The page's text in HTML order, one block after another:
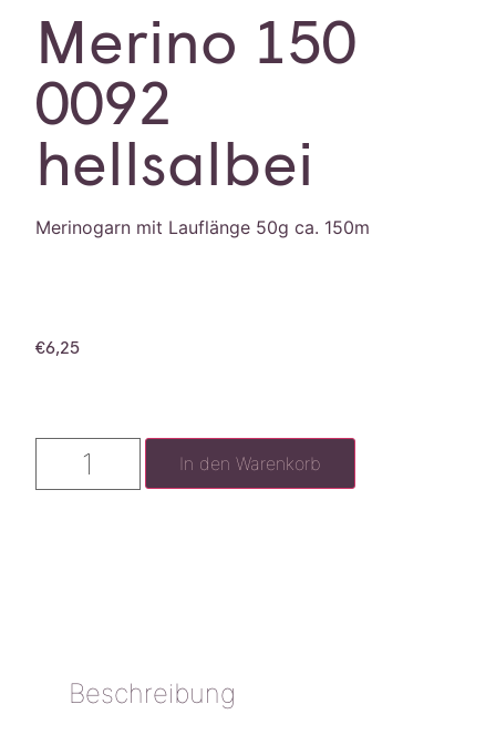
Merino 150
0092
hellsalbei
Merinogarn mit Lauflänge 50g ca. 150m
€6,25
In den Warenkorb
Beschreibung